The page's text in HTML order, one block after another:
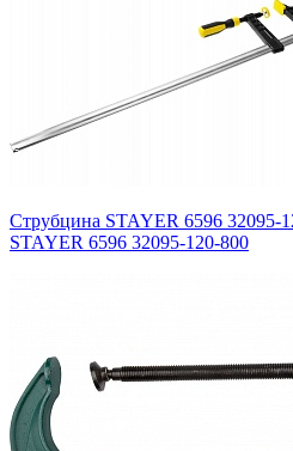
Струбцина STAYER 6596 32095-
STAYER 6596 32095-120-800